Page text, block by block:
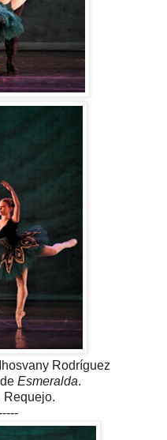
Rodríguez
Esmeralda.
Requejo.